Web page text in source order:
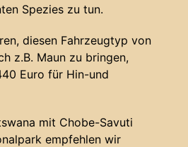
Spezies zu tun.
diesen Fahrzeugtyp von
z.B. Maun zu bringen,
Euro für Hin-und
mit Chobe-Savuti
empfehlen wir